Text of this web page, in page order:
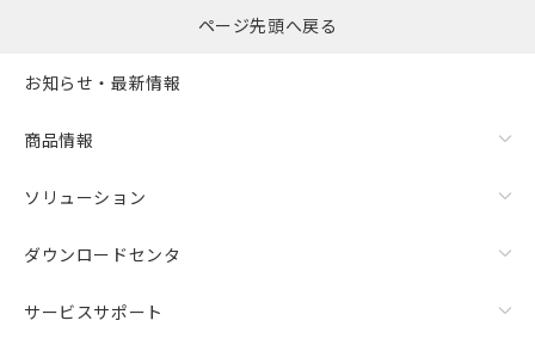
ページ先頭へ戻る
お知らせ・最新情報
商品情報
ソリューション
ダウンロードセンタ
サービスサポート